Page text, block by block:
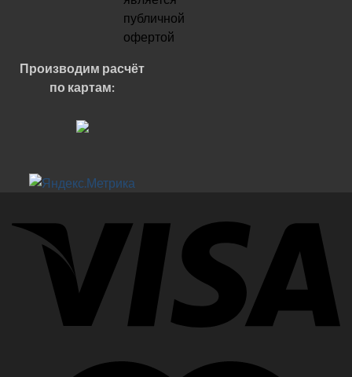
публичной
офертой
Производим расчёт
по картам: